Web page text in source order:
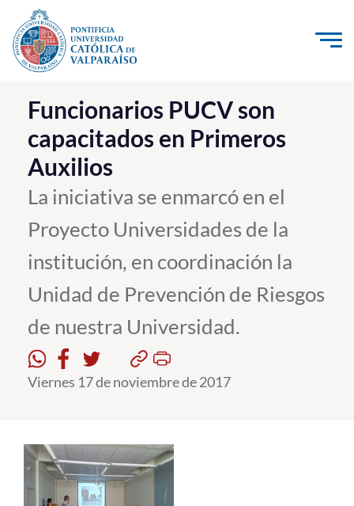
Click acá para ir directamente al contenido
La Universidad
Investigación, Creación e Innovación
PUCV Internacional
Vinculación con el Medio
Admisión
Pregrado
Formación Continua
Funcionarios
Alumni
Funcionarios PUCV son
capacitados en Primeros
Auxilios
La iniciativa se enmarcó en el
Proyecto Universidades de la
institución, en coordinación la
Unidad de Prevención de Riesgos
de nuestra Universidad.
Viernes 17 de noviembre de 2017